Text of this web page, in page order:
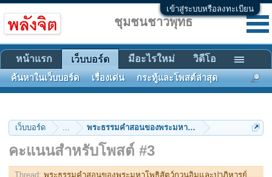
เข้าสู่ระบบหรือลงทะเบียน
เว็บบอร์ด ... พระธรรมคำสอนของพระมหาโพธิสัตว์กวนอิมและปาฏิ
คะแนนสำหรับโพสต์ #3
Thread: พระธรรมคำสอนของพระมหาโพธิสัตว์กวนอิมและปาฏิหารย์
ชุมชนชาวพุทธ
หน้าแรก เว็บบอร์ด
ค้นหาในเว็บบอร์ด เรื่องเด่น กระทู้และโพสต์ล่าสุด
มีอะไรใหม่ วิดีโอ